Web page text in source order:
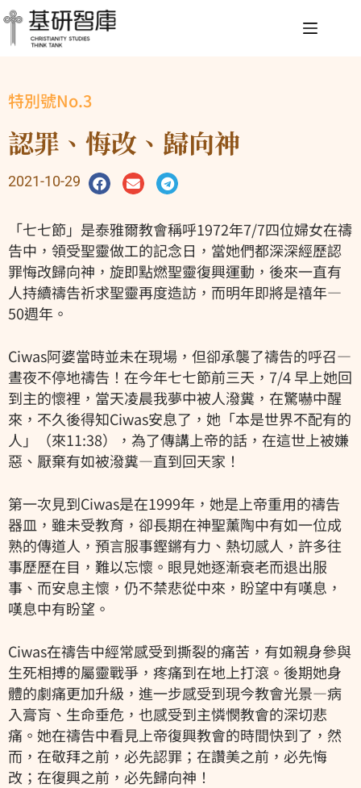
特別號No.3
認罪、悔改、歸向神
2021-10-29
「七七節」是泰雅爾教會稱呼1972年7/7四位婦女在禱
告中，領受聖靈做工的記念日，當她們都深深經歷認
罪悔改歸向神，旋即點燃聖靈復興運動，後來一直有
人持續禱告祈求聖靈再度造訪，而明年即將是禧年—
50週年。
Ciwas阿婆當時並未在現場，但卻承襲了禱告的呼召—
晝夜不停地禱告！在今年七七節前三天，7/4 早上她回
到主的懷裡，當天凌晨我夢中被人潑糞，在驚嚇中醒
來，不久後得知Ciwas安息了，她「本是世界不配有的
人」（來11:38），為了傳講上帝的話，在這世上被嫌
惡、厭棄有如被潑糞—直到回天家！
第一次見到Ciwas是在1999年，她是上帝重用的禱告
器皿，雖未受教育，卻長期在神聖薰陶中有如一位成
熟的傳道人，預言服事鏗鏘有力、熱切感人，許多往
事歷歷在目，難以忘懷。眼見她逐漸衰老而退出服
事、而安息主懷，仍不禁悲從中來，盼望中有嘆息，
嘆息中有盼望。
Ciwas在禱告中經常感受到撕裂的痛苦，有如親身參與
生死相搏的屬靈戰爭，疼痛到在地上打滾。後期她身
體的劇痛更加升級，進一步感受到現今教會光景―病
入膏肓、生命垂危，也感受到主憐憫教會的深切悲
痛。她在禱告中看見上帝復興教會的時間快到了，然
而，在敬拜之前，必先認罪；在讚美之前，必先悔
改；在復興之前，必先歸向神！